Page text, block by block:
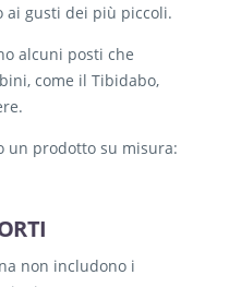
ai gusti dei più piccoli.
alcuni posti che
come il Tibidabo,
un prodotto su misura:
non includono i